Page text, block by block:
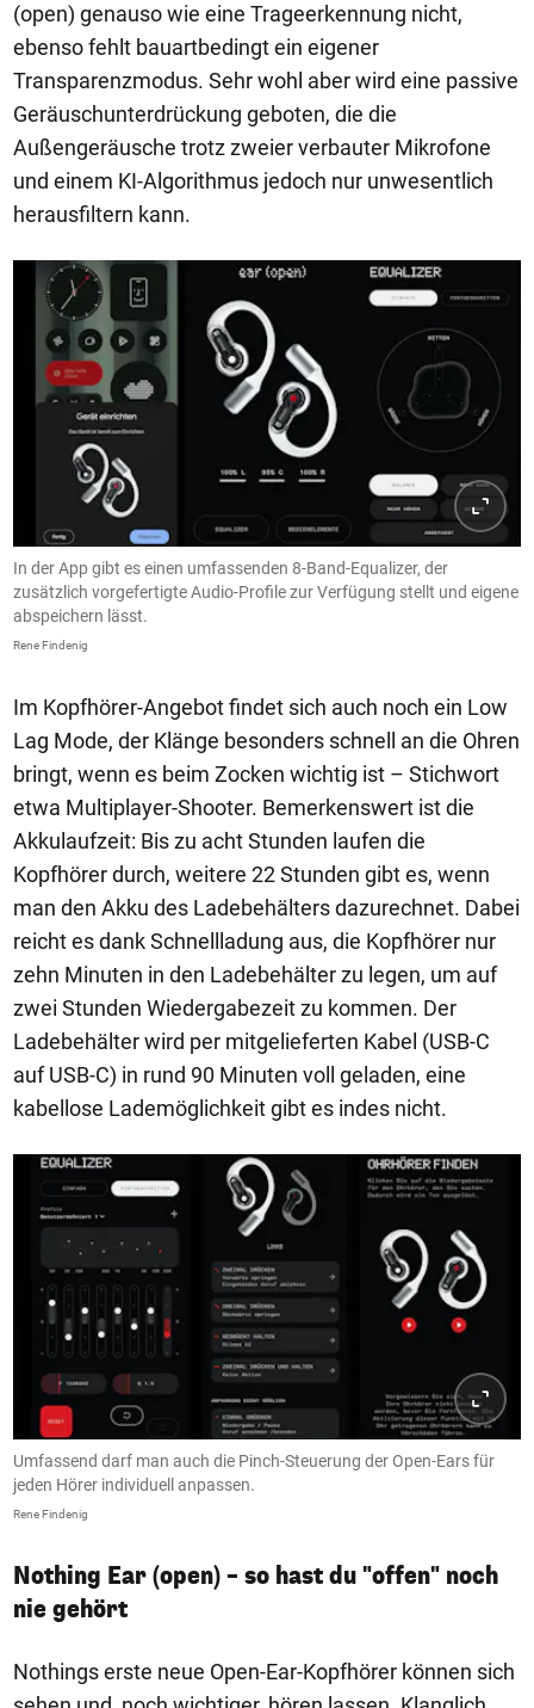
(open) genauso wie eine Trageerkennung nicht,
ebenso fehlt bauartbedingt ein eigener
Transparenzmodus. Sehr wohl aber wird eine passive
Geräuschunterdrückung geboten, die die
Außengeräusche trotz zweier verbauter Mikrofone
und einem KI-Algorithmus jedoch nur unwesentlich
herausfiltern kann.
In der App gibt es einen umfassenden 8-Band-Equalizer, der
zusätzlich vorgefertigte Audio-Profile zur Verfügung stellt und eigene
abspeichern lässt.
Rene Findenig
Im Kopfhörer-Angebot findet sich auch noch ein Low
Lag Mode, der Klänge besonders schnell an die Ohren
bringt, wenn es beim Zocken wichtig ist – Stichwort
etwa Multiplayer-Shooter. Bemerkenswert ist die
Akkulaufzeit: Bis zu acht Stunden laufen die
Kopfhörer durch, weitere 22 Stunden gibt es, wenn
man den Akku des Ladebehälters dazurechnet. Dabei
reicht es dank Schnellladung aus, die Kopfhörer nur
zehn Minuten in den Ladebehälter zu legen, um auf
zwei Stunden Wiedergabezeit zu kommen. Der
Ladebehälter wird per mitgelieferten Kabel (USB-C
auf USB-C) in rund 90 Minuten voll geladen, eine
kabellose Lademöglichkeit gibt es indes nicht.
Umfassend darf man auch die Pinch-Steuerung der Open-Ears für
jeden Hörer individuell anpassen.
Rene Findenig
Nothing Ear (open) – so hast du "offen" noch
nie gehört
Nothings erste neue Open-Ear-Kopfhörer können sich